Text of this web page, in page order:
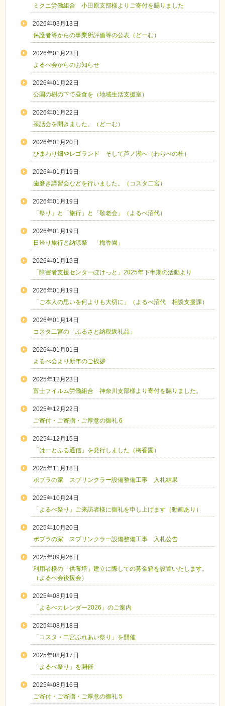
ミクニ労働組合 小田原支部様よりご寄付を賜りました
2026年03月13日
保護者等からの事業所評価等の公表（どーむ）
2026年01月23日
よるべ会からのお知らせ
2026年01月22日
公園の樹の下で昼食を（地域生活支援室）
2026年01月22日
茶話会を開きました。（どーむ）
2026年01月20日
ひまわり畑やレゴランド そして芦ノ湖へ（わらべの杜）
2026年01月19日
歯磨き講習会などを行いました。（コスタ二宮）
2026年01月19日
「祭り」と「旅行」と「敬老会」（よるべ沼代）
2026年01月19日
日帰り旅行と納涼祭 「梅香園」
2026年01月19日
「障害者支援センターぽけっと」2025年下半期の活動より
2026年01月19日
「ご本人の思いを何よりも大切に」（よるべ沼代 相談支援課）
2026年01月14日
コスタ二宮の「ふるさと納税返礼品」
2026年01月01日
よるべ会より新年のご挨拶
2025年12月23日
富士フイルム労働組合 神奈川支部様より寄付を賜りました。
2025年12月22日
ご寄付・ご寄贈・ご厚意の御礼 6
2025年12月15日
「はーとふる通信」を発行しました（梅香園）
2025年11月18日
ポプラの家 スプリンクラー設備整備工事 入札結果
2025年10月24日
「よるべ祭り」ご来訪者様に御礼を申し上げます（動画あり）
2025年10月20日
ポプラの家 スプリンクラー設備整備工事 入札公告
2025年09月26日
利用者様の「供養塔」建立に際しての募金箱を設置いたします。
（よるべ会後援会）
2025年08月19日
「よるべカレンダー2026」のご案内
2025年08月18日
「コスタ・二宮ふれあい祭り」を開催
2025年08月17日
「よるべ祭り」を開催
2025年08月16日
ご寄付・ご寄贈・ご厚意の御礼 5